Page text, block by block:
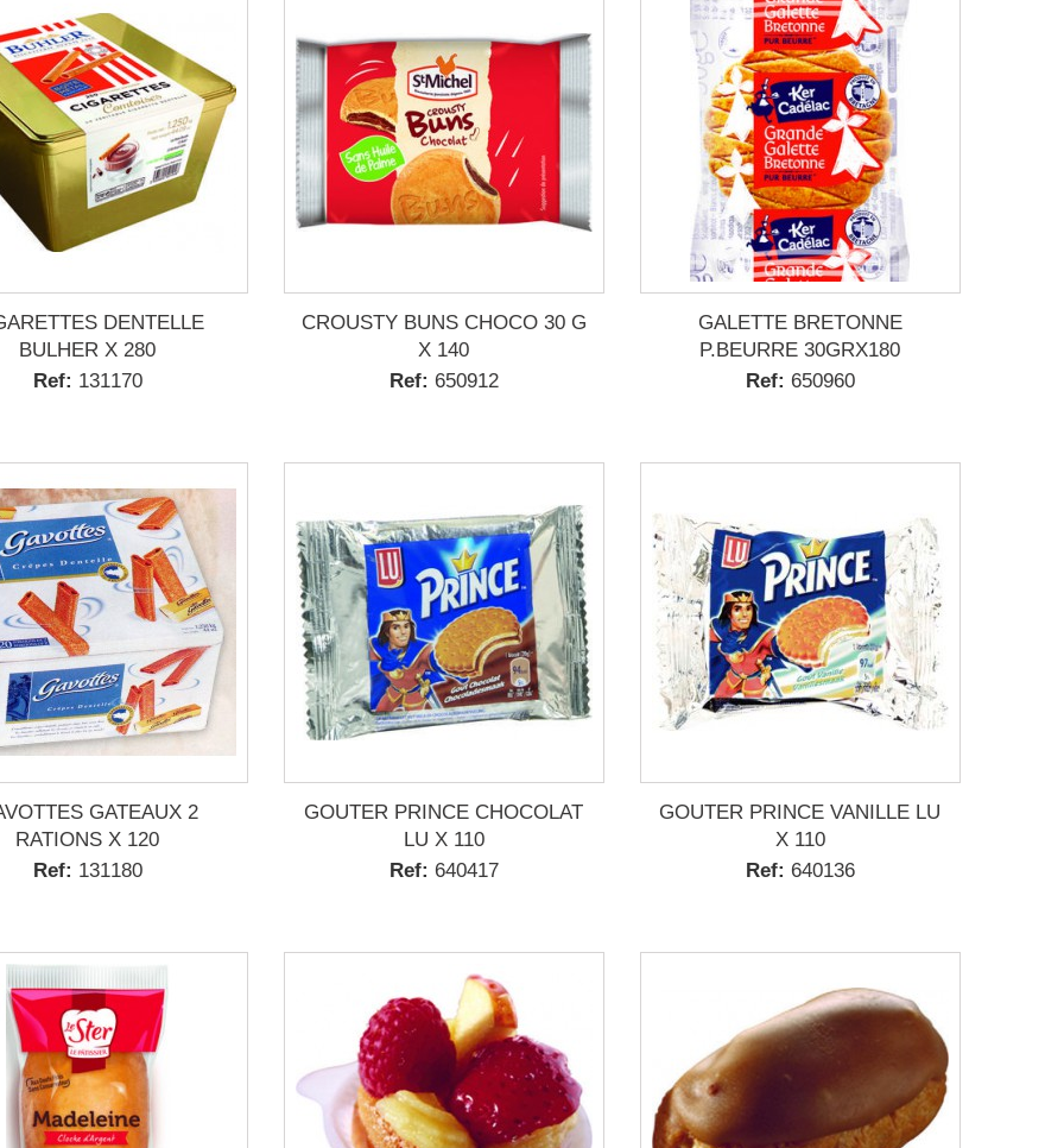
DENTELLE
BULHER X 280
Ref: 131170
CROUSTY BUNS CHOCO 30 G
X 140
Ref: 650912
GALETTE BRETONNE
P.BEURRE 30GRX180
Ref: 650960
GATEAUX 2
RATIONS X 120
Ref: 131180
GOUTER PRINCE CHOCOLAT
LU X 110
Ref: 640417
GOUTER PRINCE VANILLE LU
X 110
Ref: 640136